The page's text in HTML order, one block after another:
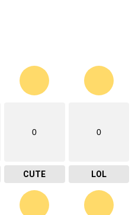
0
CUTE
0
LOL